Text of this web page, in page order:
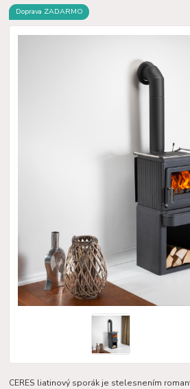
Doprava ZADARMO
CERES liatinový sporák je stelesnením